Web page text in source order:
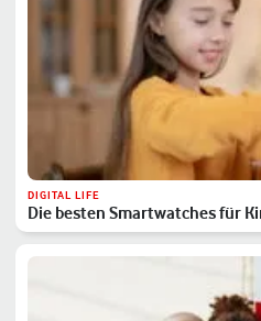
DIGITAL LIFE
Die besten Smartwatches für